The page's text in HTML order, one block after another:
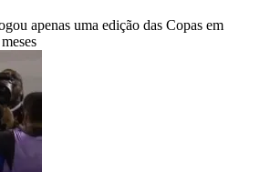
apenas uma edição das Copas em